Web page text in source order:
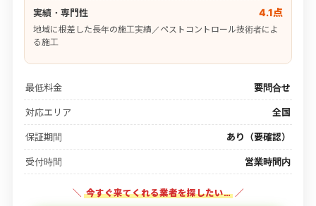
実績・専門性 4.1点
地域に根差した長年の施工実績／ペストコントロール技術者によ
る施工
最低料金 要問合せ
対応エリア 全国
保証期間 あり（要確認）
受付時間 営業時間内
＼ 今すぐ来てくれる業者を探したい… ／